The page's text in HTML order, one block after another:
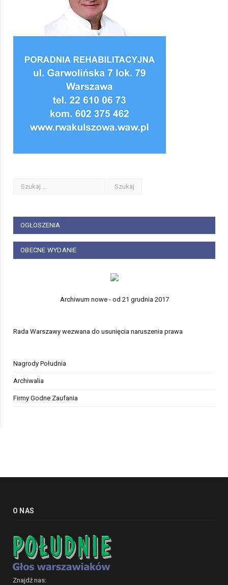
OGŁOSZENIA
OBECNE WYDANIE
Archiwum nowe - od 21 grudnia 2017
Rada Warszawy wezwana do usunięcia naruszenia prawa
Nagrody Południa
Archiwalia
Firmy Godne Zaufania
O NAS
Znajdź nas: